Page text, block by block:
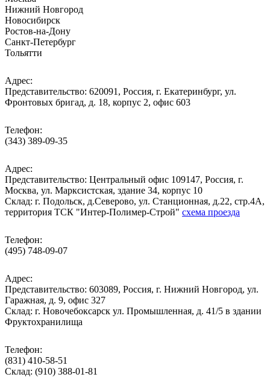
Нижний Новгород
Новосибирск
Ростов-на-Дону
Санкт-Петербург
Тольятти
Адрес:
Представительство: 620091, Россия, г. Екатеринбург, ул.
Фронтовых бригад, д. 18, корпус 2, офис 603
Телефон:
(343) 389-09-35
Адрес:
Представительство: Центральный офис 109147, Россия, г.
Москва, ул. Марксистская, здание 34, корпус 10
Cклад: г. Подольск, д.Северово, ул. Станционная, д.22, стр.4А,
территория ТСК "Интер-Полимер-Строй" схема проезда
Телефон:
(495) 748-09-07
Адрес:
Представительство: 603089, Россия, г. Нижний Новгород, ул.
Гаражная, д. 9, офис 327
Склад: г. Новочебоксарск ул. Промышленная, д. 41/5 в здании
Фруктохранилища
Телефон:
(831) 410-58-51
Склад: (910) 388-01-81